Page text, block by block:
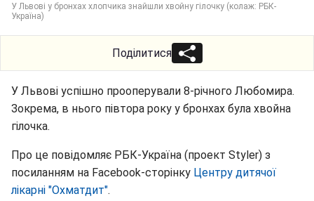
У Львові у бронхах хлопчика знайшли хвойну гілочку (колаж: РБК-
Україна)
Поділитися
У Львові успішно прооперували 8-річного Любомира.
Зокрема, в нього півтора року у бронхах була хвойна
гілочка.
Про це повідомляє РБК-Україна (проект Styler) з
посиланням на Facebook-сторінку Центру дитячої
лікарні "Охматдит".